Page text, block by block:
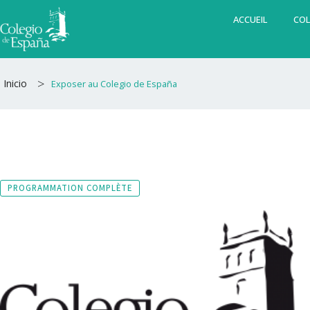
au
contenu
ACCUEIL
Inicio > Exposer au Colegio de España
PROGRAMMATION COMPLÈTE